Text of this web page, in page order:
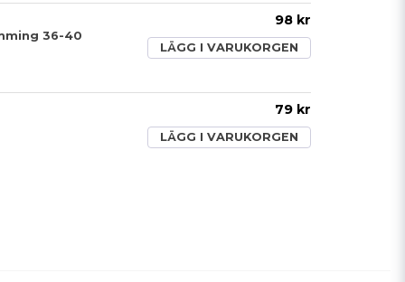
36-40
98 kr
LÄGG I VARUKORGEN
79 kr
LÄGG I VARUKORGEN